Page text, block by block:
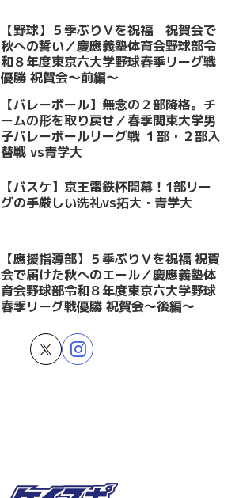
【野球】５季ぶりＶを祝福 祝賀会で
秋への誓い／慶應義塾体育会野球部令
和８年度東京六大学野球春季リーグ戦
優勝 祝賀会～前編～
【バレーボール】無念の２部降格。チ
ームの形を取り戻せ／春季関東大学男
子バレーボールリーグ戦 １部・２部入
替戦 vs青学大
【バスケ】京王電鉄杯開幕！1部リー
グの手厳しい洗礼vs拓大・青学大
【應援指導部】５季ぶりＶを祝福 祝賀
会で届けた秋へのエール／慶應義塾体
育会野球部令和８年度東京六大学野球
春季リーグ戦優勝 祝賀会～後編～